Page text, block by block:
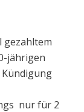
gezahltem
jährigen
nur für 2